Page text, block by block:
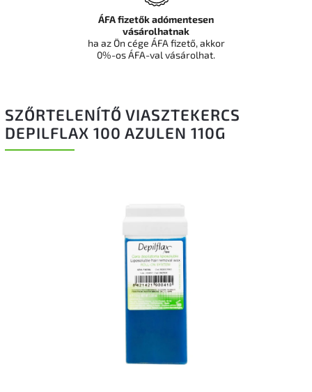
SZŐRTELENÍTŐ VIASZTEKERCS
DEPILFLAX 100 AZULEN 110G
ÁFA fizetők adómentesen
vásárolhatnak
ha az Ön cége ÁFA fizető, akkor
0%-os ÁFA-val vásárolhat.